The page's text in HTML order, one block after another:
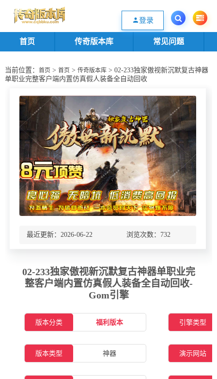
欢迎您光临传奇版本库资源下载站，一个优质的传奇版本源码基地。欢迎选购
登录
首页 传奇版本库 常见问题
当前位置： 首页 > 首页 > 传奇版本库 > 02-233独家傲视新沉默复古神器
单职业完整客户端内置仿真假人装备全自动回收
最近更新：2026-06-22 浏览次数： 732
02-233独家傲视新沉默复古神器单职业完
整客户端内置仿真假人装备全自动回收-
Gom引擎
版本分类 福利版本 引擎类型
版本类型 神器 演示网站